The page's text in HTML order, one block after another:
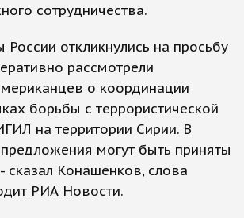
сотрудничества.
откликнулись на просьбу
рассмотрели
о координации
борьбы с террористической
на территории Сирии. В
могут быть приняты
сказал Конашенков, слова
РИА Новости.